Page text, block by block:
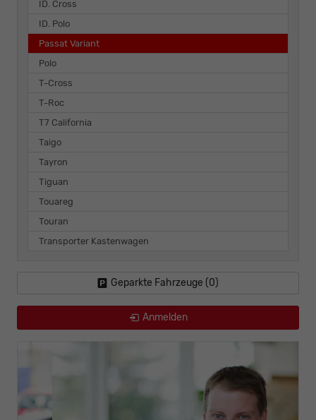
ID. Cross
ID. Polo
Passat Variant
Polo
T-Cross
T-Roc
T7 California
Taigo
Tayron
Tiguan
Touareg
Touran
Transporter Kastenwagen
Geparkte Fahrzeuge (0)
Anmelden